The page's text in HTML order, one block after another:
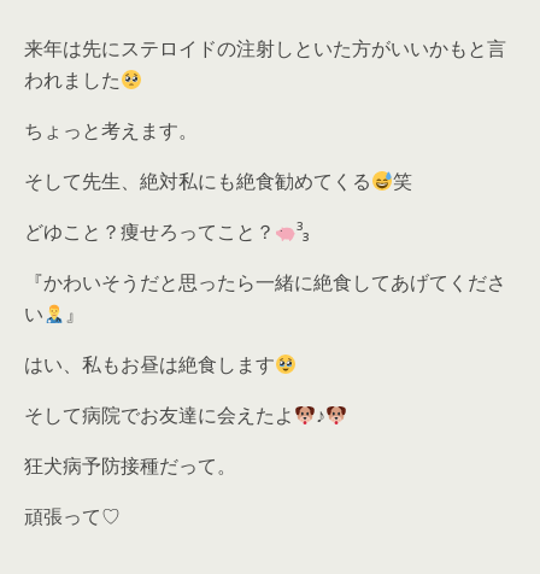
来年は先にステロイドの注射しといた方がいいかもと言
われました
ちょっと考えます。
そして先生、絶対私にも絶食勧めてくる
笑
どゆこと？痩せろってこと？
³₃
『かわいそうだと思ったら一緒に絶食してあげてくださ
い
』
はい、私もお昼は絶食します
そして病院でお友達に会えたよ
♪
狂犬病予防接種だって。
頑張って♡